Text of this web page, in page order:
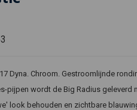
Dyna. Chroom. Gestroomlijnde
pijpen wordt de Big Radius
look behouden en zichtbare